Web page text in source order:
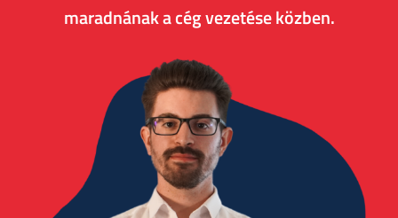
maradnának a cég vezetése közben.